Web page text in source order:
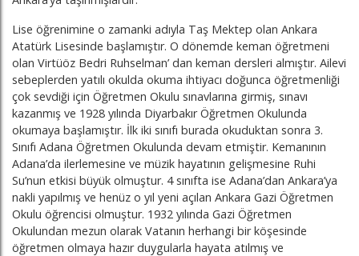
Lise öğrenimine o zamanki adıyla Taş Mektep olan Ankara
Atatürk Lisesinde başlamıştır. O dönemde keman öğretmeni
olan Virtüöz Bedri Ruhselman’ dan keman dersleri almıştır. Ailevi
sebeplerden yatılı okulda okuma ihtiyacı doğunca öğretmenliği
çok sevdiği için Öğretmen Okulu sınavlarına girmiş, sınavı
kazanmış ve 1928 yılında Diyarbakır Öğretmen Okulunda
okumaya başlamıştır. İlk iki sınıfı burada okuduktan sonra 3.
Sınıfı Adana Öğretmen Okulunda devam etmiştir. Kemanının
Adana’da ilerlemesine ve müzik hayatının gelişmesine Ruhi
Su’nun etkisi büyük olmuştur. 4 sınıfta ise Adana’dan Ankara’ya
nakli yapılmış ve henüz o yıl yeni açılan Ankara Gazi Öğretmen
Okulu öğrencisi olmuştur. 1932 yılında Gazi Öğretmen
Okulundan mezun olarak Vatanın herhangi bir köşesinde
öğretmen olmaya hazır duygularla hayata atılmış ve